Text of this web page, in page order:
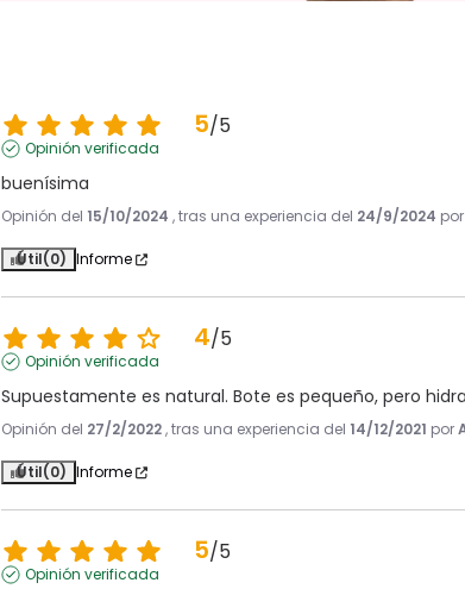
5/5
Opinión verificada
buenísima
Opinión del 15/10/2024 , tras una experiencia del 24/9/2024 por
Útil(0) Informe
4/5
Opinión verificada
Supuestamente es natural. Bote es pequeño, pero
Opinión del 27/2/2022, tras una experiencia del 14/12/2021 por
Útil(0) Informe
5/5
Opinión verificada